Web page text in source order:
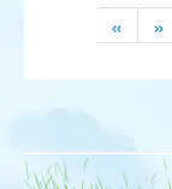
« »